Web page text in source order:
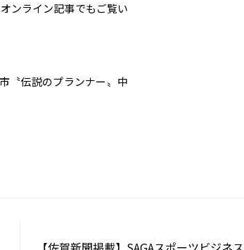
ンライン記事でもご覧い
伝説のプランナー〟中